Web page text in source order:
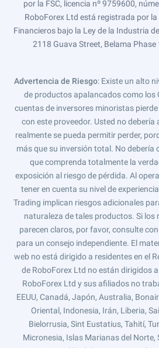
por la FSC, licencia nº 9759600,
RoboForex Ltd está registrada por
Financieros bajo la Ley de la Industria
2118 Guava Street, Belama Phase
Advertencia de Riesgo: Existe un alto
de productos apalancados como los
cuentas de inversores minoristas
con este proveedor. Usted no debería
realmente se pueda permitir perder,
más que su inversión total. No debería
que comprenda totalmente la
exposición al riesgo de pérdida. Al
tener en cuenta su nivel de
Trading implican riesgos adicionales
naturaleza de tales productos. Si los
parecen claros, por favor, consulte
para un consejo independiente. El
web no está dirigido a residentes en el
de RoboForex Ltd no están dirigidos
RoboForex Ltd y sus afiliados no
EEUU, Canadá, Japón, Australia,
Oriental, Indonesia, Irán, Liberia,
Bielorrusia, Sint Eustatius, Tahití,
Micronesia, Islas Marianas del Norte,